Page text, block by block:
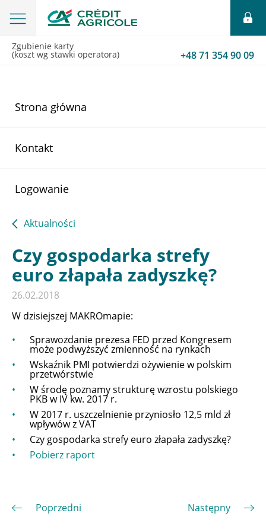
Zgubienie karty
(koszt wg stawki operatora) +48 71 354 90 09
Strona główna
Kontakt
Logowanie
Aktualności
Czy gospodarka strefy
euro złapała zadyszkę?
26.02.2018
W dzisiejszej MAKROmapie:
Sprawozdanie prezesa FED przed Kongresem
może podwyższyć zmienność na rynkach
Wskaźnik PMI potwierdzi ożywienie w polskim
przetwórstwie
W środę poznamy strukturę wzrostu polskiego
PKB w IV kw. 2017 r.
W 2017 r. uszczelnienie przyniosło 12,5 mld zł
wpływów z VAT
Czy gospodarka strefy euro złapała zadyszkę?
Pobierz raport
Poprzedni Następny